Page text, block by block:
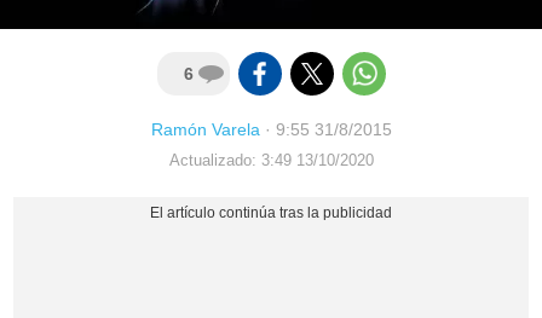
6
Ramón Varela· 9:55 31/8/2015
Actualizado: 3:49 13/10/2020